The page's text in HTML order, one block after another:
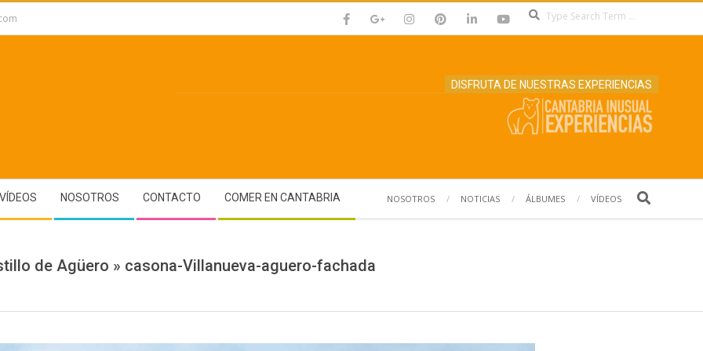
DISFRUTA DE NUESTRAS EXPERIENCIAS
VÍDEOS NOSOTROS CONTACTO COMER EN CANTABRIA NOSOTROS NOTICIAS ÁLBUMES VÍDEOS Search
de Agüero » casona-Villanueva-aguero-fachada